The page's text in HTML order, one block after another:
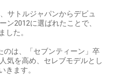
サトルジャパンからデビュ
ン2012に選ばれたことで、
した。
のは、「セブンティーン」卒
気を高め、セレブモデルとし
きます。